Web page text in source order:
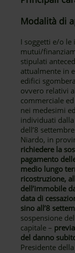
Modalità di
I soggetti e/o
mutui/
stipulati
attualmente in
edifici
ovvero relativi
commerciale
nei medesimi
individuati
dell’8
Niardo, in
richiedere la
pagamento
medio lungo
ricostruzione,
dell’immobile
data di
sino all’8
sospensione
capitale –
del danno
Presidente